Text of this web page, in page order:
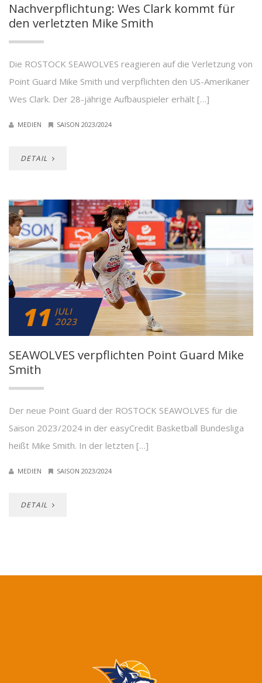
Nachverpflichtung: Wes Clark kommt für
den verletzten Mike Smith
Die ROSTOCK SEAWOLVES reagieren auf die Verletzung von
Point Guard Mike Smith und verpflichten den US-Amerikaner
Wes Clark. Der 28-jährige Aufbauspieler erhält […]
MEDIEN SAISON 2023/2024
DETAIL
11 JULI
2023
SEAWOLVES verpflichten Point Guard Mike
Smith
Der neue Point Guard der ROSTOCK SEAWOLVES für die
Saison 2023/2024 in der easyCredit Basketball Bundesliga
heißt Mike Smith. In der letzten […]
MEDIEN SAISON 2023/2024
DETAIL